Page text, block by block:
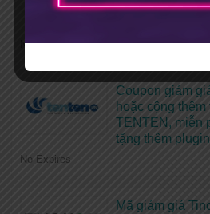
mới + Tặng bộ
No Expires
Coupon giảm
hoặc cộng
TENTEN, miễn
tặng thêm
No Expires
Mã giảm giá